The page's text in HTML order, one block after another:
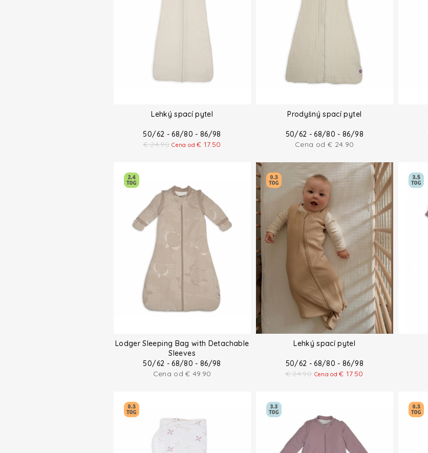
Lehký spací pytel
50/62 - 68/80 - 86/98
€ 24.90 Cena od€ 17.50
Prodyšný spací pytel
50/62 - 68/80 - 86/98
Cena od € 24.90
Lodger Sleeping Bag with Detachable
Sleeves
50/62 - 68/80 - 86/98
Cena od€ 49.90
Lehký spací pytel
50/62 - 68/80 - 86/98
€ 24.90 Cena od€ 17.50